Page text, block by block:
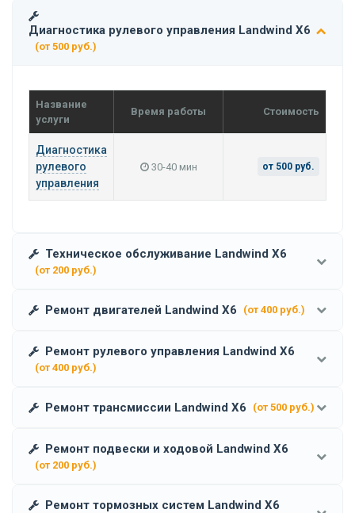
Диагностика рулевого управления Landwind X6
(от 500 руб.)
Название
услуги
Время работы Стоимость
Диагностика
рулевого
управления
30-40 мин от 500 руб.
Техническое обслуживание Landwind X6
(от 200 руб.)
Ремонт двигателей Landwind X6 (от 400 руб.)
Ремонт рулевого управления Landwind X6
(от 400 руб.)
Ремонт трансмиссии Landwind X6 (от 500 руб.)
Ремонт подвески и ходовой Landwind X6
(от 200 руб.)
Ремонт тормозных систем Landwind X6